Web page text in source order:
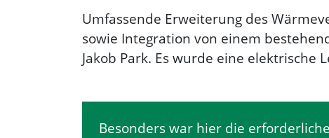
Umfassende Erweiterung des
sowie Integration von einem
Jakob Park. Es wurde eine elektrische
Besonders war hier die